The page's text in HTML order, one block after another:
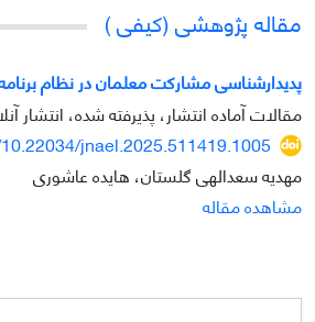
مقاله پژوهشی (کیفی )
پدیدارشناسی مشارکت معلمان در نظام
مقالات آماده انتشار، پذیرفته شده، انتشار
jnael.2025.511419.1005
مهدیه سعدالهی گلستان، هایده عاشوری
مشاهده مقاله